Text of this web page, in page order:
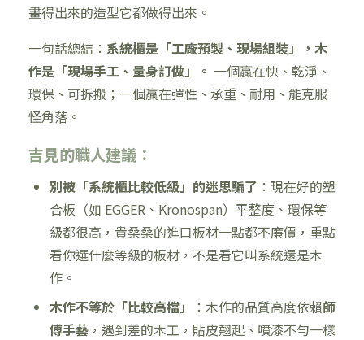
畫得出來的造型它都做得出來。
一句話總結： 系統櫃是「工廠預製、現場組裝」，木
作是「現場手工、量身訂做」。 一個贏在快、乾淨、
環保、可拆搬；一個贏在彈性、承重、耐用、能克服
怪角落。
吉見的職人建議：
別被「系統櫃比較低級」的迷思騙了 ：現在好的塑
合板（如 EGGER、Kronospan）平整度、環保等
級都很高，貴桑桑的進口板材一點都不廉價，重點
看你選什麼等級的板材，不是看它叫系統還是木
作。
木作不等於「比較高檔」
：木作的品質高度依賴師
傅手藝，遇到差的木工，貼皮翹起、噴漆不勻一樣